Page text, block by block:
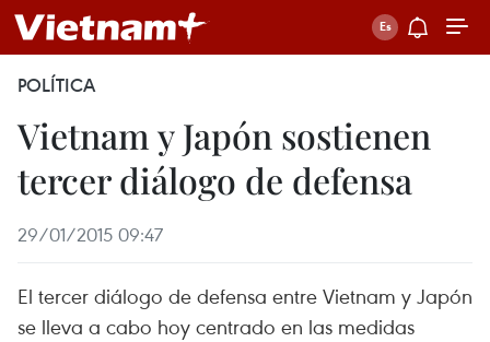
POLÍTICA
Vietnam y Japón sostienen
tercer diálogo de defensa
29/01/2015 09:47
El tercer diálogo de defensa entre Vietnam y Japón
se lleva a cabo hoy centrado en las medidas